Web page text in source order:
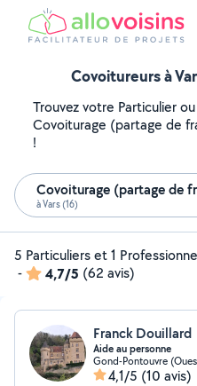
Covoitureurs à
Trouvez votre Particulier
Covoiturage (partage de
!
Covoiturage (partage de
à Vars (16)
5 Particuliers et 1
-
4,7/5 (62 avis)
Franck Douillard
Aide au personne
Gond-Pontouvre
4,1/5 (10 avis)